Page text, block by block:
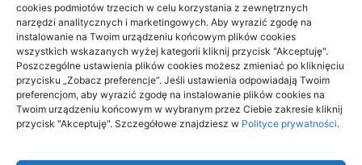
cookies podmiotów trzecich w celu korzystania z zewnętrznych
narzędzi analitycznych i marketingowych. Aby wyrazić zgodę na
instalowanie na Twoim urządzeniu końcowym plików cookies
wszystkich wskazanych wyżej kategorii kliknij przycisk "Akceptuję".
Poszczególne ustawienia plików cookies możesz zmieniać po kliknięciu
przycisku „Zobacz preferencje”. Jeśli ustawienia odpowiadają Twoim
preferencjom, aby wyrazić zgodę na instalowanie plików cookies na
Twoim urządzeniu końcowym w wybranym przez Ciebie zakresie kliknij
przycisk "Akceptuję". Szczegółowe znajdziesz w Polityce prywatności.
Archino
Archino to miejsce dla ciebie, to miejsce dla ludzi takich jak ty.
ciekawego, interesującego. Odkrywaj nowe rzeczy dzięki